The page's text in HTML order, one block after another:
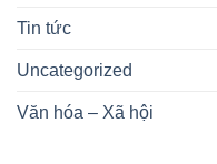
Tin tức
Uncategorized
Văn hóa – Xã hội